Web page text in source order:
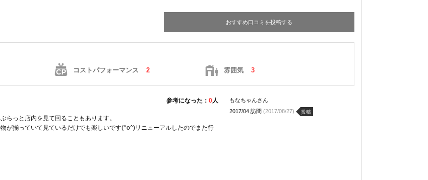
おすすめ口コミを投稿する
コストパフォーマンス 2 雰囲気 3
参考になった： 0人
らっと店内を見て回ることもあります。
が揃っていて見ているだけでも楽しいです(^o^)リニューアルしたのでまた行
もなちゃんさん
2017/04 訪問 (2017/08/27) 投稿